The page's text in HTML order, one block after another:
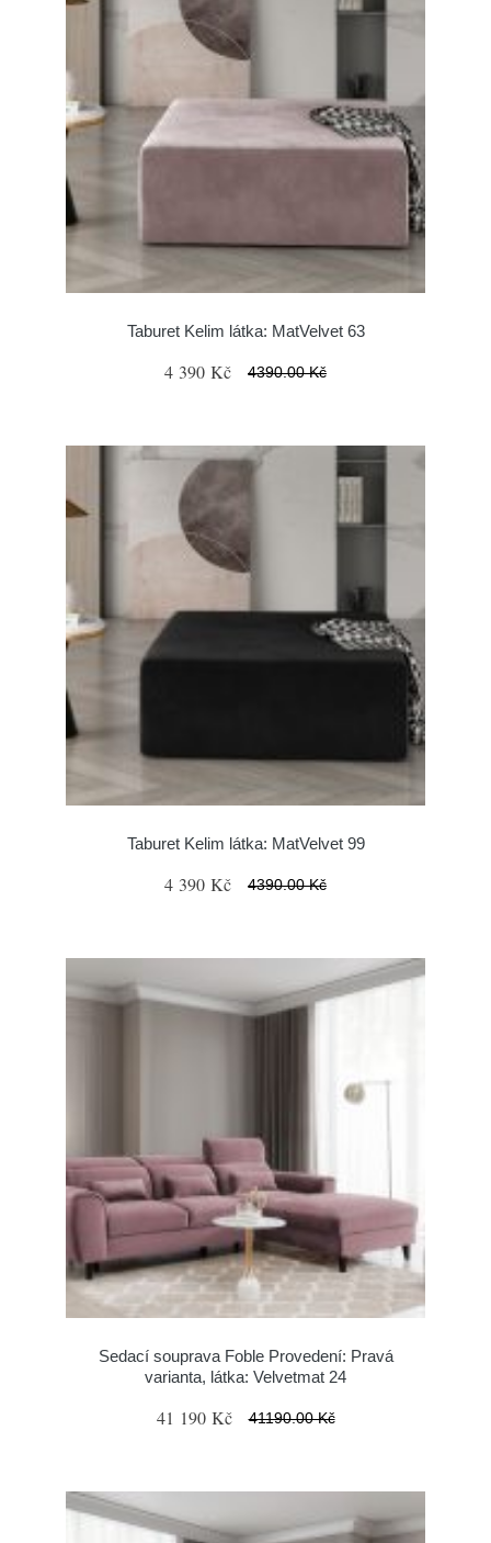
Taburet Kelim látka: MatVelvet 63
4 390 Kč 4390.00 Kč
Taburet Kelim látka: MatVelvet 99
4 390 Kč 4390.00 Kč
Sedací souprava Foble Provedení: Pravá
varianta, látka: Velvetmat 24
41 190 Kč 41190.00 Kč